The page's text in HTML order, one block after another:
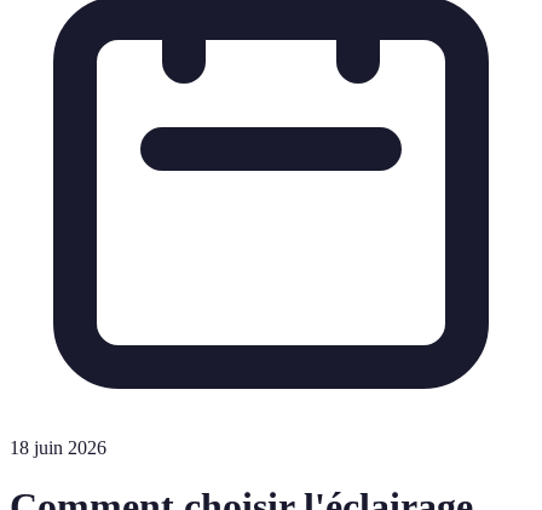
18 juin 2026